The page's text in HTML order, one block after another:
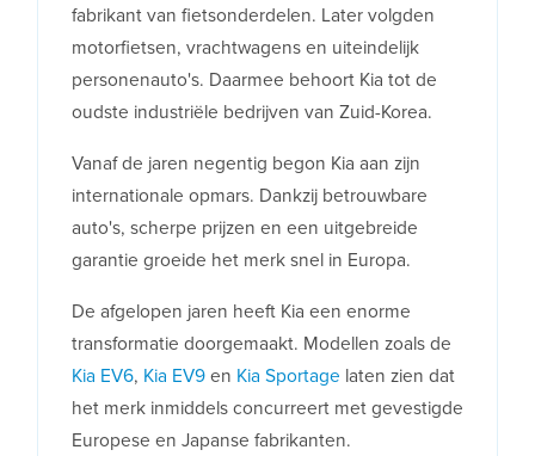
fabrikant van fietsonderdelen. Later volgden
motorfietsen, vrachtwagens en uiteindelijk
personenauto's. Daarmee behoort Kia tot de
oudste industriële bedrijven van Zuid-Korea.
Vanaf de jaren negentig begon Kia aan zijn
internationale opmars. Dankzij betrouwbare
auto's, scherpe prijzen en een uitgebreide
garantie groeide het merk snel in Europa.
De afgelopen jaren heeft Kia een enorme
transformatie doorgemaakt. Modellen zoals de
Kia EV6, Kia EV9en Kia Sportage laten zien dat
het merk inmiddels concurreert met gevestigde
Europese en Japanse fabrikanten.